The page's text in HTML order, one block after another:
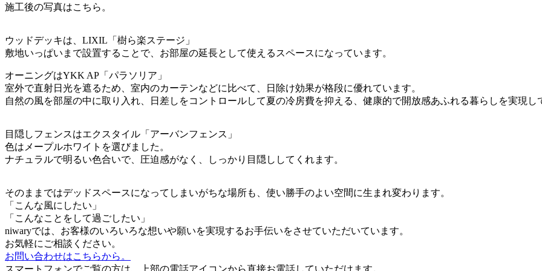
施工後の写真はこちら。
ウッドデッキは、LIXIL「樹ら楽ステージ」
敷地いっぱいまで設置することで、お部屋の延長として使えるスペースになっています。
オーニングはYKK AP「パラソリア」
室外で直射日光を遮るため、室内のカーテンなどに比べて、日除け効果が格段に優れています。
自然の風を部屋の中に取り入れ、日差しをコントロールして夏の冷房費を抑える、健康的で開放感あふれる暮らしを実現し
目隠しフェンスはエクスタイル「アーバンフェンス」
色はメープルホワイトを選びました。
ナチュラルで明るい色合いで、圧迫感がなく、しっかり目隠ししてくれます。
そのままではデッドスペースになってしまいがちな場所も、使い勝手のよい空間に生まれ変わります。
「こんな風にしたい」
「こんなことをして過ごしたい」
niwaryでは、お客様のいろいろな想いや願いを実現するお手伝いをさせていただいています。
お気軽にご相談ください。
お問い合わせはこちらから。